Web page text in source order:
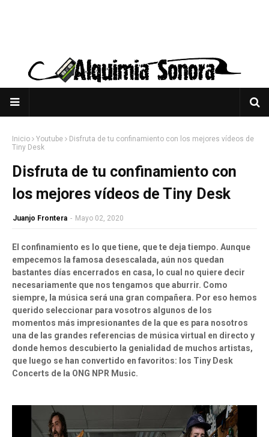
Inicio Youtube
Disfruta de tu confinamiento con los mejores vídeos de
Tiny Desk
Disfruta de tu confinamiento con
los mejores vídeos de Tiny Desk
Juanjo Frontera - Mayo 02, 2020
El confinamiento es lo que tiene, que te deja tiempo. Aunque
empecemos la famosa desescalada, aún nos quedan
bastantes días encerrados en casa, lo cual no quiere decir
necesariamente que nos tengamos que aburrir. Como
siempre, la música será una gran compañera. Por eso hemos
querido seleccionar para vosotros algunos de los
momentos más impresionantes de la que es para nosotros
una de las grandes referencias de música virtual en directo y
donde hemos descubierto la genialidad de muchos artistas,
que luego se han convertido en favoritos: los Tiny Desk
Concerts de la ONG NPR Music.